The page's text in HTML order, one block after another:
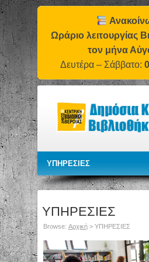
Ωράριο λειτουργίας
τον μήνα
Δευτέρα – Σάββατο:
ΥΠΗΡΕΣΙΕΣ
Browse: Αρχική > ΥΠΗΡΕΣΙΕΣ